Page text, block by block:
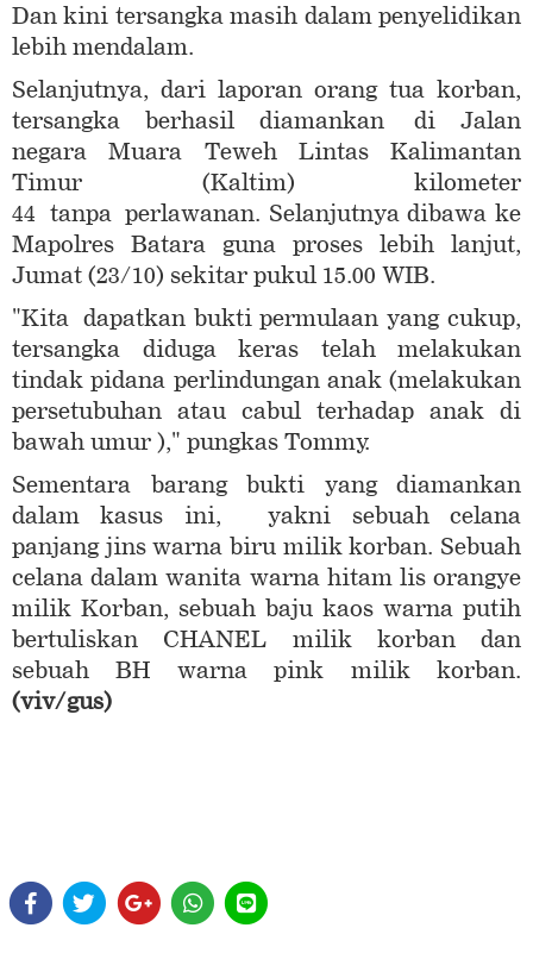
Dan kini tersangka masih dalam penyelidikan
lebih mendalam.
Selanjutnya, dari laporan orang tua korban,
tersangka berhasil diamankan di Jalan
negara Muara Teweh Lintas Kalimantan
Timur (Kaltim) kilometer
44 tanpa perlawanan. Selanjutnya dibawa ke
Mapolres Batara guna proses lebih lanjut,
Jumat (23/10) sekitar pukul 15.00 WIB.
"Kita dapatkan bukti permulaan yang cukup,
tersangka diduga keras telah melakukan
tindak pidana perlindungan anak (melakukan
persetubuhan atau cabul terhadap anak di
bawah umur )," pungkas Tommy.
Sementara barang bukti yang diamankan
dalam kasus ini, yakni sebuah celana
panjang jins warna biru milik korban. Sebuah
celana dalam wanita warna hitam lis orangye
milik Korban, sebuah baju kaos warna putih
bertuliskan CHANEL milik korban dan
sebuah BH warna pink milik korban.
(viv/gus)